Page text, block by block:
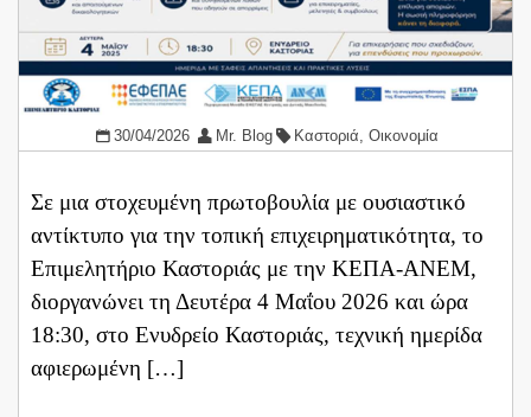
30/04/2026 Mr. Blog Καστοριά Οικονομία
Σε μια στοχευμένη πρωτοβουλία με ουσιαστικό
αντίκτυπο για την τοπική επιχειρηματικότητα, το
Επιμελητήριο Καστοριάς με την ΚΕΠΑ-ΑΝΕΜ,
διοργανώνει τη Δευτέρα 4 Μαΐου 2026 και ώρα
18:30, στο Ενυδρείο Καστοριάς, τεχνική ημερίδα
αφιερωμένη […]